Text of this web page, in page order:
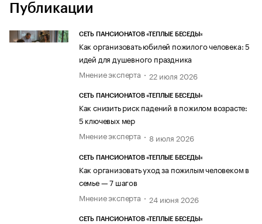
Публикации
СЕТЬ ПАНСИОНАТОВ «ТЕПЛЫЕ БЕСЕДЫ»
Как организовать юбилей пожилого человека: 5
идей для душевного праздника
Мнение эксперта
22 июля 2026
СЕТЬ ПАНСИОНАТОВ «ТЕПЛЫЕ БЕСЕДЫ»
Как снизить риск падений в пожилом возрасте:
5 ключевых мер
Мнение эксперта
8 июля 2026
СЕТЬ ПАНСИОНАТОВ «ТЕПЛЫЕ БЕСЕДЫ»
Как организовать уход за пожилым человеком в
семье — 7 шагов
Мнение эксперта
24 июня 2026
СЕТЬ ПАНСИОНАТОВ «ТЕПЛЫЕ БЕСЕДЫ»